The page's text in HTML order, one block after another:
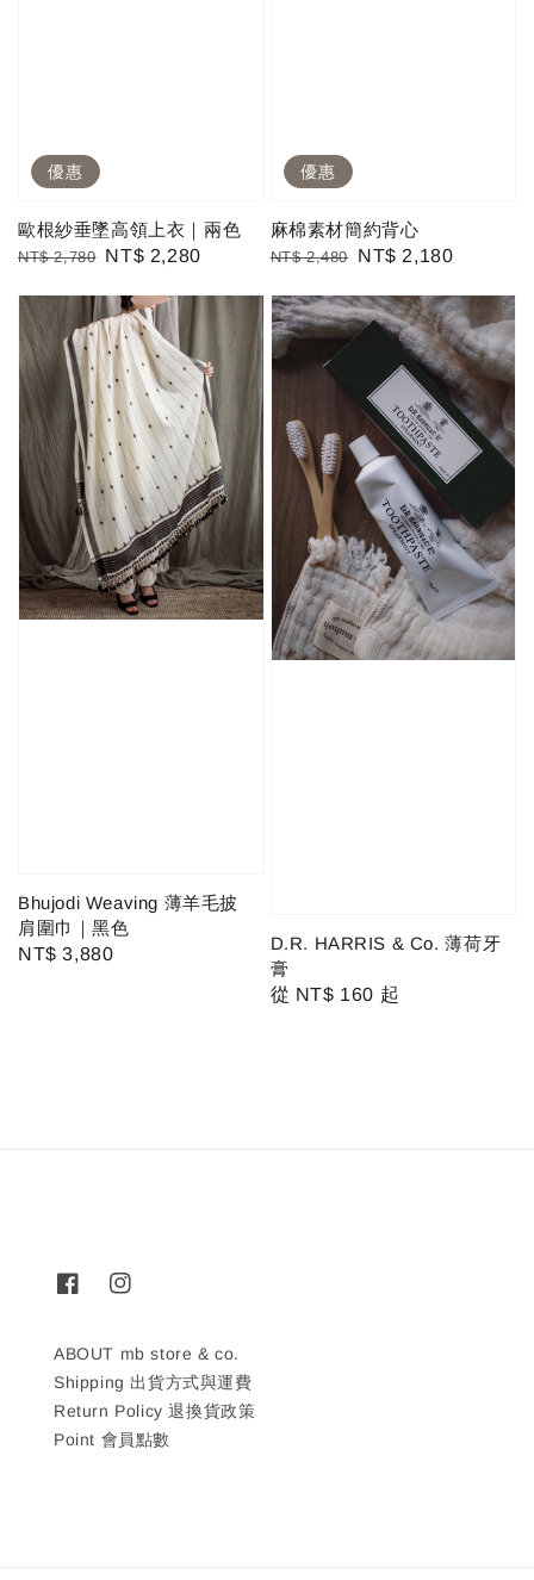
優惠
歐根紗垂墜高領上衣｜兩色
Regular
NT$ 2,780 Sale
NT$ 2,280
優惠
麻棉素材簡約背心
Regular
NT$ 2,480
Sale
NT$ 2,180
Bhujodi Weaving 薄羊毛披
肩圍巾｜黑色
Regular
NT$ 3,880
D.R. HARRIS & Co. 薄荷牙
膏
Regular
從 NT$ 160 起
ABOUT mb store & co.
Shipping 出貨方式與運費
Return Policy 退換貨政策
Point 會員點數